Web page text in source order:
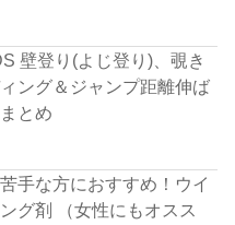
壁登り(よじ登り)、覗き
ング＆ジャンプ距離伸ば
とめ
手な方におすすめ！ウイ
グ剤 （女性にもオスス